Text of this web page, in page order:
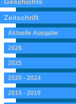
Zeitschrift
Aktuelle Ausgabe
2026
2025
2020 - 2024
2015 - 2019